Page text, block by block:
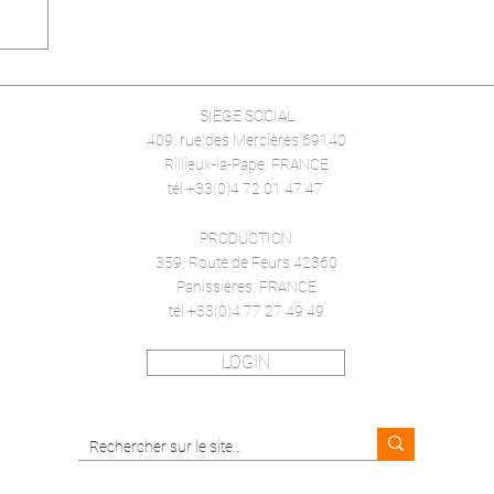
SIÈGE SOCIAL
409, rue des Mercières 69140
Rillieux-la-Pape, FRANCE
tél +33(0)4 72 01 47 47
PRODUCTION
359, Route de Feurs 42360
Panissières, FRANCE
tél +33(0)4 77 27 49 49
LOGIN